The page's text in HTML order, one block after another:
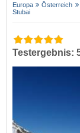
Europa Österreich
Stubai
Testergebnis: